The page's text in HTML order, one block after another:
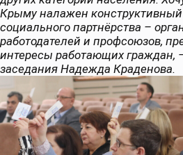
Крыму налажен конструктивный
социального партнёрства –
работодателей и профсоюзов,
интересы работающих граждан,
заседания Надежда Краденова.